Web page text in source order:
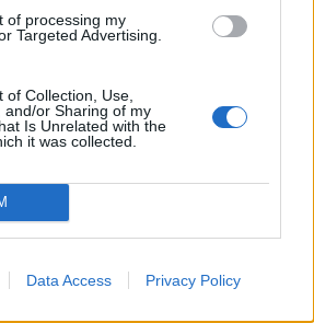
of processing my
Targeted Advertising.
of Collection, Use,
and/or Sharing of my
Is Unrelated with the
it was collected.
Data Access Privacy Policy